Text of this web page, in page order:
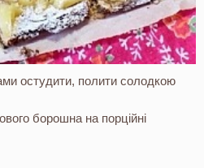
остудити, полити солодкою
борошна на порційні